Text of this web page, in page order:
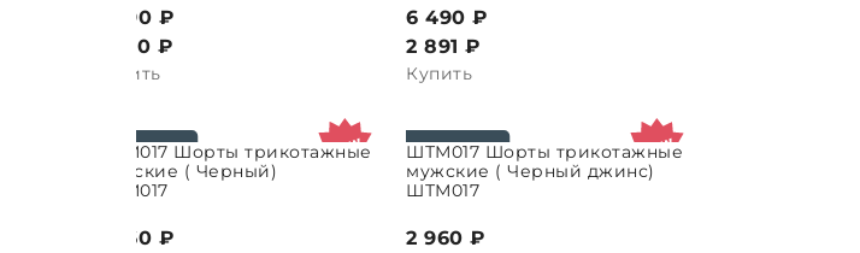
3 790 ₽
2 290 ₽
Купить
6 490 ₽
2 891 ₽
Купить
ВЫБРАТЬ ПАРАМЕТРЫШТМ017 Шорты трикотажные
мужские ( Черный)
ШТМ017
2 960 ₽
ВЫБРАТЬ ПАРАМЕТРЫШТМ017 Шорты трикотажные
мужские ( Черный джинс)
ШТМ017
2 960 ₽